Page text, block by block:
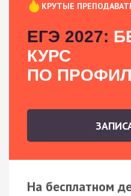
КРУТЫЕ
ЕГЭ 2027:
КУРС
ПО
На бесплатном